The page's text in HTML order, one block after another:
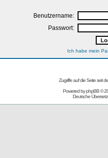
Benutzername:
Passwort:
Ich habe mein
Zugriffe auf die Seite seit
Powered byphpBB©
Deutsche